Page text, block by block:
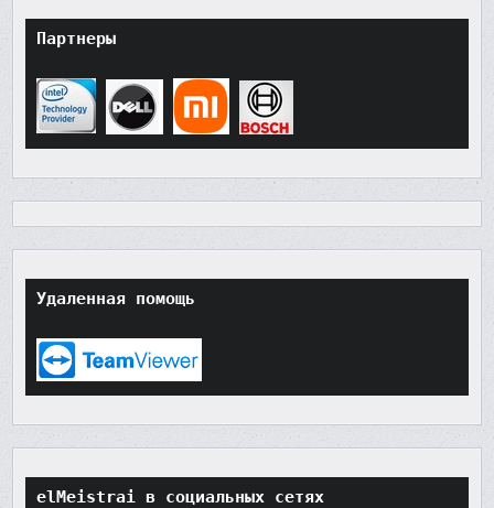
Партнеры
Удаленная помощь
elMeistrai в социальных сетях